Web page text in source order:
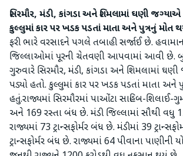
સિરમૌર, મંડી, કાંગડા અને શિમલામાં ઘણી જગ્યાએ
કુલ્લુમાં કાર પર ખડક પડતાં માતા અને પુત્રનું મોત
ફરી ભારે વરસાદને પગલે તબાહી સર્જાઈ છે. હવામાન
જિલ્લાઓમાં પૂરની ચેતવણી આપવામાં આવી છે.
ગુરુવારે સિરમૌર, મંડી, કાંગડા અને શિમલામાં
પડ્યો હતો. કુલ્લુમાં કાર પર ખડક પડતાં માતા અને
હતું.રાજ્યમાં સિરમૌરમાં પાઓંટા સાહિબ-શિલાઈ-ગુમ્મા
અને 169 રસ્તા બંધ છે. મંડી જિલ્લામાં સૌથી વધુ
રાજ્યમાં 73 ટ્રાન્સફોર્મર બંધ છે. મંડીમાં 39
ટ્રાન્સફોર્મર બંધ છે. રાજ્યમાં 64 પીવાના